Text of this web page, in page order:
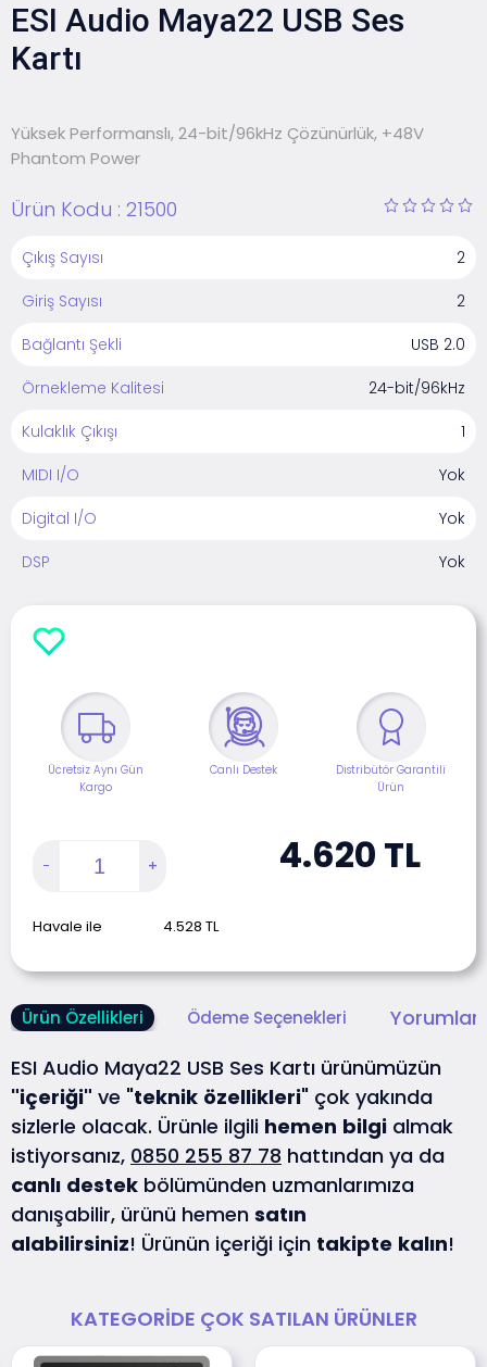
ESI Audio Maya22 USB Ses
Kartı
Yüksek Performanslı, 24-bit/96kHz Çözünürlük, +48V
Phantom Power
Ürün Kodu : 21500
Çıkış Sayısı
2
Giriş Sayısı
2
Bağlantı Şekli
USB 2.0
Örnekleme Kalitesi
24-bit/96kHz
Kulaklık Çıkışı
1
MIDI I/O
Yok
Digital I/O
Yok
DSP
Yok
Ücretsiz Aynı Gün
Kargo
Canlı Destek
Distribütör Garantili
Ürün
4.620 TL
Havale ile 4.528 TL
Ürün Özellikleri Ödeme Seçenekleri
ESI Audio Maya22 USB Ses Kartı ürünümüzün
"içeriği" ve "teknik özellikleri" çok yakında
sizlerle olacak. Ürünle ilgili hemen bilgi almak
istiyorsanız, 0850 255 87 78 hattından ya da
canlı destek bölümünden uzmanlarımıza
danışabilir, ürünü hemen satın
alabilirsiniz! Ürünün içeriği için takipte kalın!
KATEGORIDE ÇOK SATILAN ÜRÜNLER